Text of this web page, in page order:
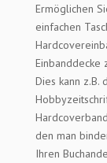
Ermöglichen
einfachen
Einbanddecke
Dies kann
den man
Ihren